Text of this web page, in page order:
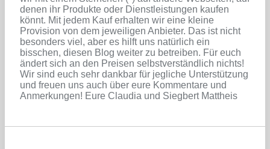
denen ihr Produkte oder Dienstleistungen kaufen
könnt. Mit jedem Kauf erhalten wir eine kleine
Provision von dem jeweiligen Anbieter. Das ist nicht
besonders viel, aber es hilft uns natürlich ein
bisschen, diesen Blog weiter zu betreiben. Für euch
ändert sich an den Preisen selbstverständlich nichts!
Wir sind euch sehr dankbar für jegliche Unterstützung
und freuen uns auch über eure Kommentare und
Anmerkungen! Eure Claudia und Siegbert Mattheis